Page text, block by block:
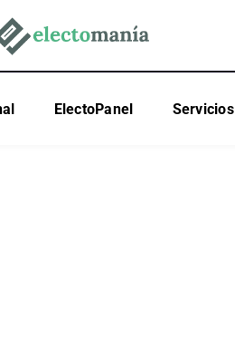
ElectoPanel Servicios